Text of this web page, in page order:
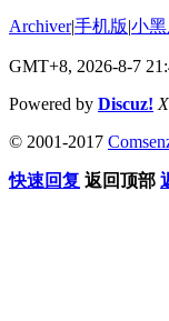
Archiver|手机版|小
GMT+8, 2026-8-7
Powered by Discuz!
© 2001-2017
快速回复 返回顶部